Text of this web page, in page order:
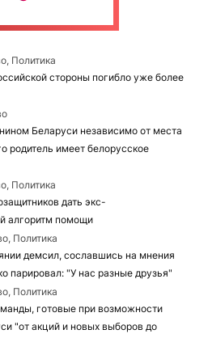
Политика
стороны погибло уже более
Беларуси независимо от места
родитель имеет белорусское
Политика
дать экс-
алгоритм помощи
Политика
демсил, сославшись на мнения
парировал: "У нас разные друзья"
Политика
готовые при возможности
"от акций и новых выборов до